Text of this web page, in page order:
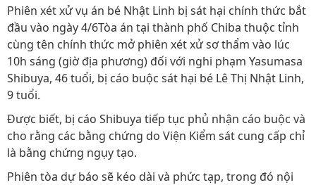
Phiên xét xử vụ án bé Nhật Linh bị sát hại chính thức bắt
đầu vào ngày 4/6Tòa án tại thành phố Chiba thuộc tỉnh
cùng tên chính thức mở phiên xét xử sơ thẩm vào lúc
10h sáng (giờ địa phương) đối với nghi phạm Yasumasa
Shibuya, 46 tuổi, bị cáo buộc sát hại bé Lê Thị Nhật Linh,
9 tuổi.
Được biết, bị cáo Shibuya tiếp tục phủ nhận cáo buộc và
cho rằng các bằng chứng do Viện Kiểm sát cung cấp chỉ
là bằng chứng ngụy tạo.
Phiên tòa dự báo sẽ kéo dài và phức tạp, trong đó nội